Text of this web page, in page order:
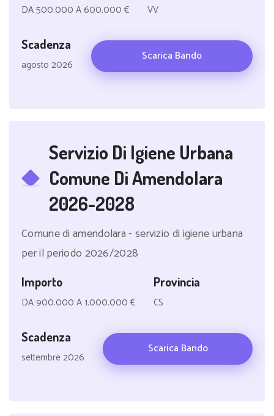
DA 500.000 A 600.000 € VV
Scadenza
agosto 2026
Scarica Bando
Servizio Di Igiene Urbana
Comune Di Amendolara
2026-2028
Comune di amendolara - servizio di igiene urbana
per il periodo 2026/2028
Importo
DA 900.000 A 1.000.000 €
Provincia
CS
Scadenza
settembre 2026
Scarica Bando